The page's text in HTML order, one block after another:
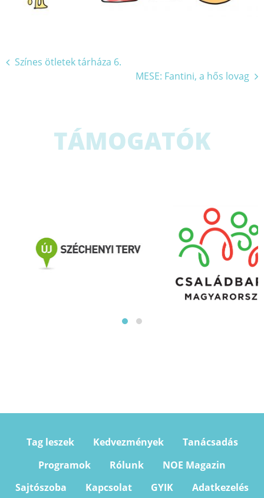
Bejegyzés
Színes ötletek tárháza 6.
MESE: Fantini, a hős lovag
TÁMOGATÓK
Tag leszek Kedvezmények
Tanácsadás
Programok
Rólunk
NOE Magazin
Sajtószoba
Kapcsolat GYIK Adatkezelés